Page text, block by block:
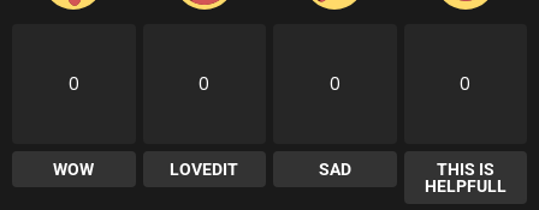
0
WOW
0
LOVEDIT
0
SAD
0
THIS IS
HELPFULL